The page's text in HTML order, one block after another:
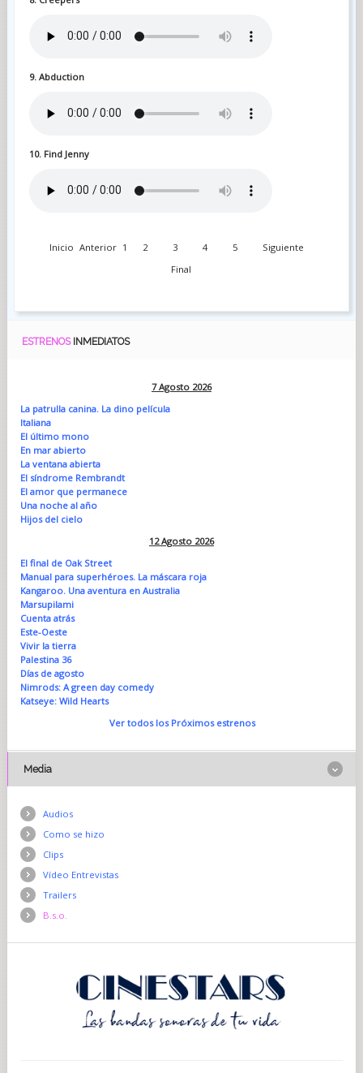
9. Abduction
10. Find Jenny
Inicio Anterior 1 2 3 4 5
Siguiente
Final
ESTRENOS INMEDIATOS
7 Agosto 2026
La patrulla canina. La dino película
Italiana
El último mono
En mar abierto
La ventana abierta
El síndrome Rembrandt
El amor que permanece
Una noche al año
Hijos del cielo
12 Agosto 2026
El final de Oak Street
Manual para superhéroes. La máscara roja
Kangaroo. Una aventura en Australia
Marsupilami
Cuenta atrás
Este-Oeste
Vivir la tierra
Palestina 36
Días de agosto
Nimrods: A green day comedy
Katseye: Wild Hearts
Ver todos los Próximos estrenos
Media
Audios
Como se hizo
Clips
Vídeo Entrevistas
Trailers
B.s.o.